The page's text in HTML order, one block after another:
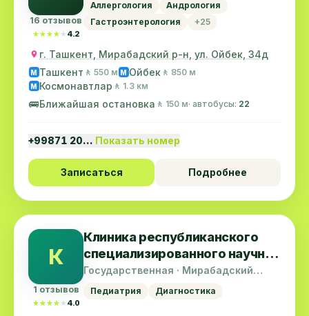
16 отзывов
★★★★★
★★★★★ 4.2
Аллергология
Андрология
Гастроэнтерология
+25
г. Ташкент, Мирабадский р-н, ул. Ойбек, 34д
M Ташкент 🚶 550 м M Ойбек 🚶 850 м
M Космонавтлар 🚶 1.3 км
🚌Ближайшая остановка 🚶 150 м· автобусы: 22
+99871 20… Показать номер
Записаться Подробнее
К
1 отзывов
★★★★★
★★★★★ 4.0
Клиника республиканского
специализированного научно-
практического центра
педиатрии
Государственная · Мирабадский
Педиатрия Диагностика